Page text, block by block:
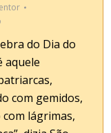
do Dia do
aquele
com gemidos,
lágrimas,